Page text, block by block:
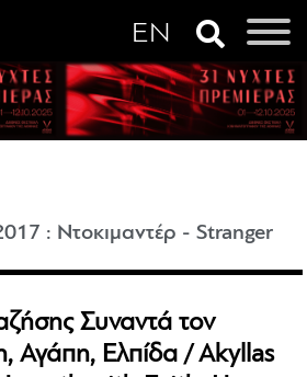
: Ντοκιμαντέρ - Stranger
Συναντά τον
Αγάπη, Ελπίδα / Akyllas